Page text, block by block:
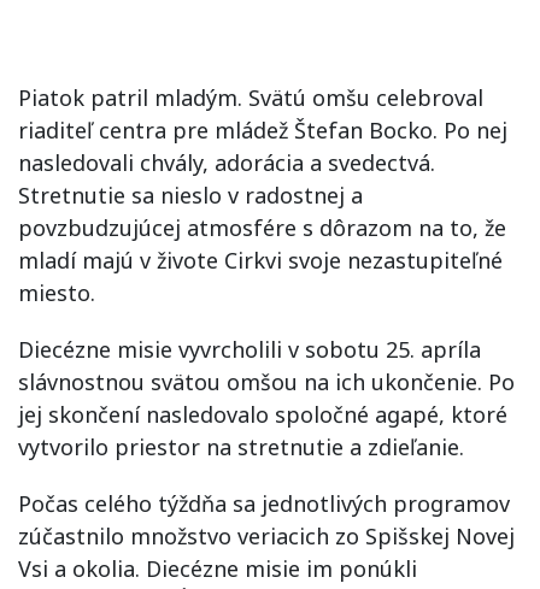
Piatok patril mladým. Svätú omšu celebroval
riaditeľ centra pre mládež Štefan Bocko. Po nej
nasledovali chvály, adorácia a svedectvá.
Stretnutie sa nieslo v radostnej a
povzbudzujúcej atmosfére s dôrazom na to, že
mladí majú v živote Cirkvi svoje nezastupiteľné
miesto.
Diecézne misie vyvrcholili v sobotu 25. apríla
slávnostnou svätou omšou na ich ukončenie. Po
jej skončení nasledovalo spoločné agapé, ktoré
vytvorilo priestor na stretnutie a zdieľanie.
Počas celého týždňa sa jednotlivých programov
zúčastnilo množstvo veriacich zo Spišskej Novej
Vsi a okolia. Diecézne misie im ponúkli